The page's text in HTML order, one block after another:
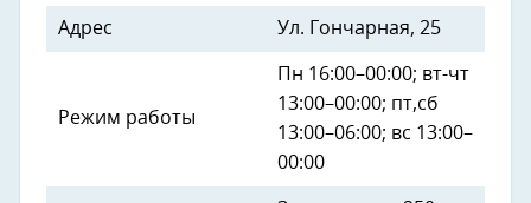
Адрес Ул. Гончарная, 25
Режим работы
Пн 16:00–00:00; вт-чт
13:00–00:00; пт,сб
13:00–06:00; вс 13:00–
00:00